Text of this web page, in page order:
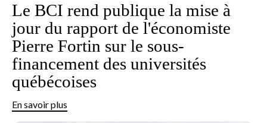
Le BCI rend publique la mise à
jour du rapport de l'économiste
Pierre Fortin sur le sous-
financement des universités
québécoises
En savoir plus